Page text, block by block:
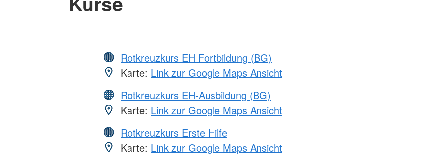
Rotkreuzkurs EH Fortbildung (BG)
Karte: Link zur Google Maps Ansicht
Rotkreuzkurs EH-Ausbildung (BG)
Karte: Link zur Google Maps Ansicht
Rotkreuzkurs Erste Hilfe
Karte: Link zur Google Maps Ansicht